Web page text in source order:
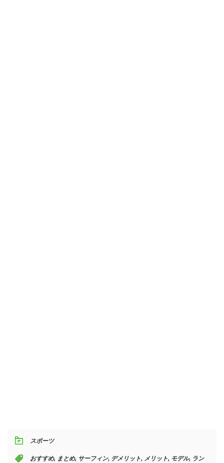
スポーツ
おすすめ, まとめ, サーフィン, デメリット, メリット, モデル, ラン